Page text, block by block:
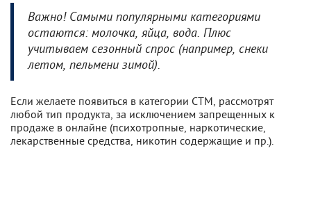
Важно! Самыми популярными категориями
остаются: молочка, яйца, вода. Плюс
учитываем сезонный спрос (например, снеки
летом, пельмени зимой).
Если желаете появиться в категории СТМ, рассмотрят
любой тип продукта, за исключением запрещенных к
продаже в онлайне (психотропные, наркотические,
лекарственные средства, никотин содержащие и пр.).